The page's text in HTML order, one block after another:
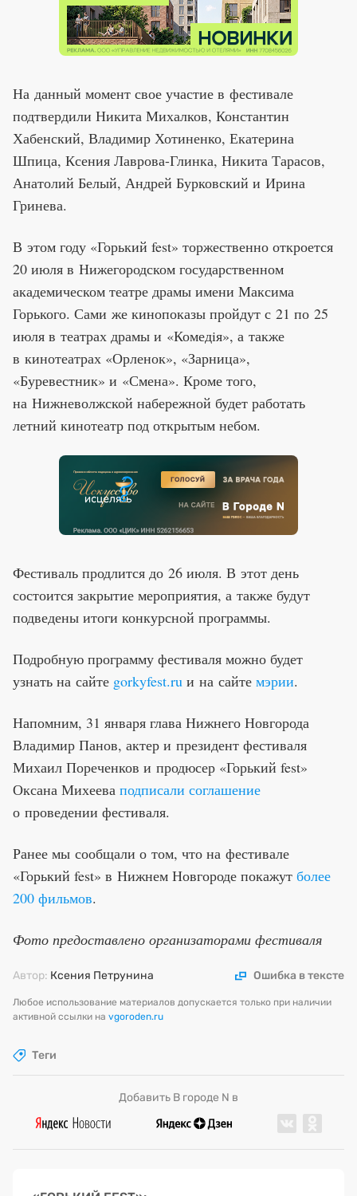
На данный момент свое участие в фестивале
подтвердили Никита Михалков, Константин
Хабенский, Владимир Хотиненко, Екатерина
Шпица, Ксения Лаврова-Глинка, Никита Тарасов,
Анатолий Белый, Андрей Бурковский и Ирина
Гринева.
В этом году «Горький fest» торжественно откроется
20 июля в Нижегородском государственном
академическом театре драмы имени Максима
Горького. Сами же кинопоказы пройдут с 21 по 25
июля в театрах драмы и «Комедiя», а также
в кинотеатрах «Орленок», «Зарница»,
«Буревестник» и «Смена». Кроме того,
на Нижневолжской набережной будет работать
летний кинотеатр под открытым небом.
Фестиваль продлится до 26 июля. В этот день
состоится закрытие мероприятия, а также будут
подведены итоги конкурсной программы.
Подробную программу фестиваля можно будет
узнать на сайте gorkyfest.ru и на сайте мэрии.
Напомним, 31 января глава Нижнего Новгорода
Владимир Панов, актер и президент фестиваля
Михаил Пореченков и продюсер «Горький fest»
Оксана Михеева подписали соглашение
о проведении фестиваля.
Ранее мы сообщали о том, что на фестивале
«Горький fest» в Нижнем Новгороде покажут более
200 фильмов.
Фото предоставлено организаторами фестиваля
Автор: Ксения Петрунина Ошибка в тексте
Любое использование материалов допускается только при наличии
активной ссылки на vgoroden.ru
Теги
Добавить В городе N в